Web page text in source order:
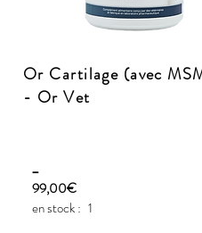
Or Cartilage (avec
- Or Vet
_
99,00€
en stock : 1